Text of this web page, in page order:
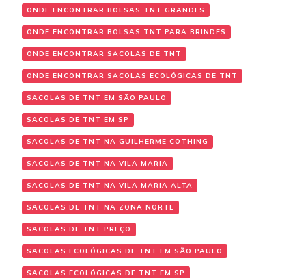
ONDE ENCONTRAR BOLSAS TNT GRANDES
ONDE ENCONTRAR BOLSAS TNT PARA BRINDES
ONDE ENCONTRAR SACOLAS DE TNT
ONDE ENCONTRAR SACOLAS ECOLÓGICAS DE TNT
SACOLAS DE TNT EM SÃO PAULO
SACOLAS DE TNT EM SP
SACOLAS DE TNT NA GUILHERME COTHING
SACOLAS DE TNT NA VILA MARIA
SACOLAS DE TNT NA VILA MARIA ALTA
SACOLAS DE TNT NA ZONA NORTE
SACOLAS DE TNT PREÇO
SACOLAS ECOLÓGICAS DE TNT EM SÃO PAULO
SACOLAS ECOLÓGICAS DE TNT EM SP